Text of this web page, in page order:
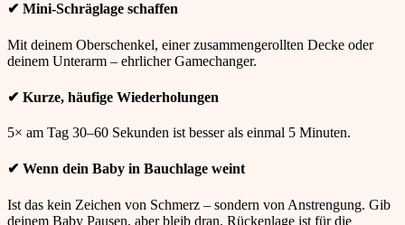
✔ Mini-Schräglage schaffen
Mit deinem Oberschenkel, einer zusammengerollten Decke oder
deinem Unterarm – ehrlicher Gamechanger.
✔ Kurze, häufige Wiederholungen
5× am Tag 30–60 Sekunden ist besser als einmal 5 Minuten.
✔ Wenn dein Baby in Bauchlage weint
Ist das kein Zeichen von Schmerz – sondern von Anstrengung. Gib
deinem Baby Pausen, aber bleib dran. Rückenlage ist für die